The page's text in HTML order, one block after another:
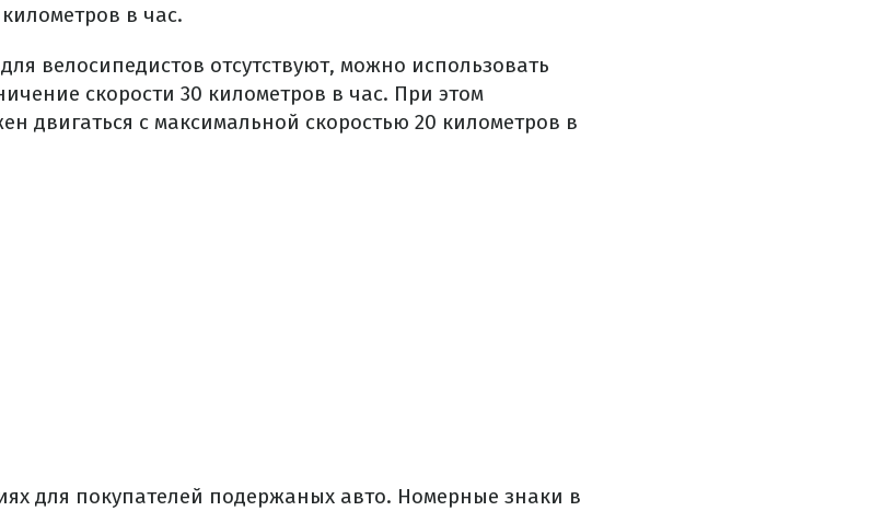
в час.
велосипедистов отсутствуют, можно использовать
скорости 30 километров в час. При этом
двигаться с максимальной скоростью 20 километров в
для покупателей подержаных авто. Номерные знаки в